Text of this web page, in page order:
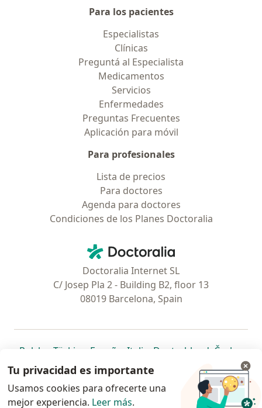
Para los pacientes
Especialistas
Clínicas
Preguntá al Especialista
Medicamentos
Servicios
Enfermedades
Preguntas Frecuentes
Aplicación para móvil
Para profesionales
Lista de precios
Para doctores
Agenda para doctores
Condiciones de los Planes Doctoralia
Doctoralia - Página de inicio
Doctoralia Internet SL
C/ Josep Pla 2 - Building B2, floor 13
08019 Barcelona, Spain
Polska se abre en una nueva pestaña
Türkiye se abre en una nueva pestaña
España se abre en una nueva pestaña
Italia se abre en una nueva
Deutschlandse abre en
Česko
Portugal
se abre en una nueva pestaña
México se abre en una nueva pestaña
Chile se abre en una nueva pestaña
Brasil se abre en una nueva
se abre en
se
se abre en una nueva
www.doctoraliar.com © 2026 - Encontrá tu
Tu privacidad es importante
Usamos cookies para ofrecerte una
mejor experiencia. Leer más.